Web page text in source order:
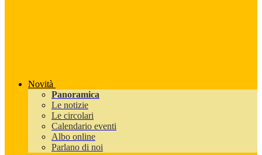
Novità
Panoramica
Le notizie
Le circolari
Calendario eventi
Albo online
Parlano di noi